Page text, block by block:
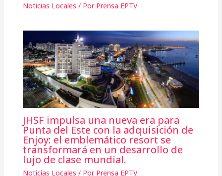
Noticias Locales / Por Prensa EPTV
JHSF impulsa una nueva era para
Punta del Este con la adquisición de
Enjoy: el emblemático resort se
transformará en un desarrollo de
lujo de clase mundial.
Noticias Locales / Por Prensa EPTV